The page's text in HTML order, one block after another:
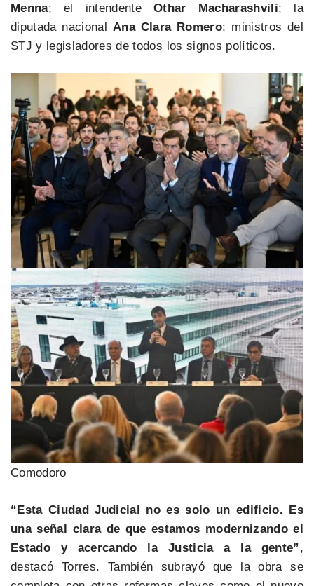
Menna; el intendente Othar Macharashvili; la
diputada nacional Ana Clara Romero; ministros del
STJ y legisladores de todos los signos políticos.
Comodoro
“Esta Ciudad Judicial no es solo un edificio. Es
una señal clara de que estamos modernizando el
Estado y acercando la Justicia a la gente”,
destacó Torres. También subrayó que la obra se